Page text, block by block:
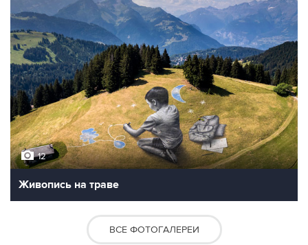
12
Живопись на траве
ВСЕ ФОТОГАЛЕРЕИ